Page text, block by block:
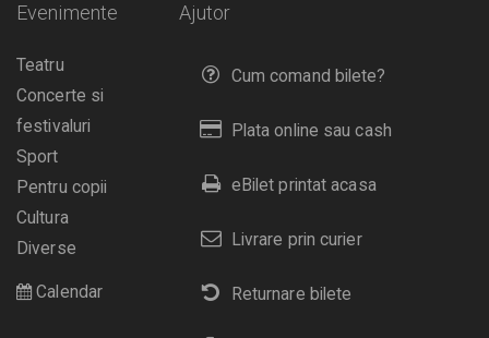
Ajutor
Cum comand bilete?
Plata online sau cash
eBilet printat acasa
Livrare prin curier
Returnare bilete
Evenimente
Teatru
Concerte si
festivaluri
Sport
Pentru copii
Cultura
Diverse
Calendar